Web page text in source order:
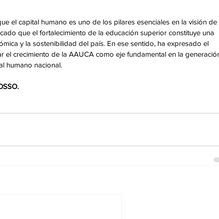
el capital humano es uno de los pilares esenciales en la visión de
que el fortalecimiento de la educación superior constituye una
y la sostenibilidad del país. En ese sentido, ha expresado el
el crecimiento de la AAUCA como eje fundamental en la
humano nacional.